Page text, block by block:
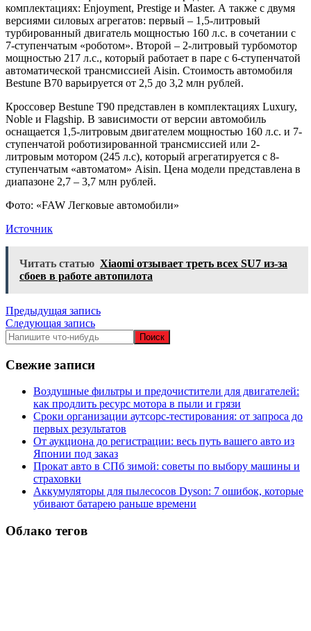
комплектациях: Enjoyment, Prestige и Master. А также с двумя
версиями силовых агрегатов: первый – 1,5-литровый
турбированный двигатель мощностью 160 л.с. в сочетании с
7-ступенчатым «роботом». Второй – 2-литровый турбомотор
мощностью 217 л.с., который работает в паре с 6-ступенчатой
автоматической трансмиссией Aisin. Стоимость автомобиля
Bestune B70 варьируется от 2,5 до 3,2 млн рублей.
Кроссовер Bestune T90 представлен в комплектациях Luxury,
Noble и Flagship. В зависимости от версии автомобиль
оснащается 1,5-литровым двигателем мощностью 160 л.с. и 7-
ступенчатой роботизированной трансмиссией или 2-
литровым мотором (245 л.с), который агрегатируется с 8-
ступенчатым «автоматом» Aisin. Цена модели представлена в
диапазоне 2,7 – 3,7 млн рублей.
Фото: «FAW Легковые автомобили»
Источник
Читать статью Xiaomi отзывает треть всех SU7 из-за
сбоев в работе автопилота
Навигация
по
записям
Предыдущая запись
Следующая запись
Свежие записи
Воздушные фильтры и предочистители для двигателей:
как продлить ресурс мотора в пыли и грязи
Сроки организации аутсорс‑тестирования: от запроса до
первых результатов
От аукциона до регистрации: весь путь вашего авто из
Японии под заказ
Прокат авто в СПб зимой: советы по выбору машины и
страховки
Аккумуляторы для пылесосов Dyson: 7 ошибок, которые
убивают батарею раньше времени
Облако тегов